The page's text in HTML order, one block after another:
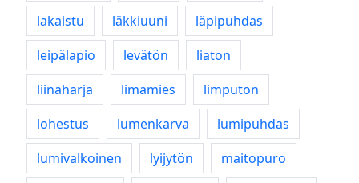
lakaistu
läkkiuuni
läpipuhdas
leipälapio
levätön
liaton
liinaharja
limamies
limputon
lohestus
lumenkarva
lumipuhdas
lumivalkoinen
lyijytön
maitopuro